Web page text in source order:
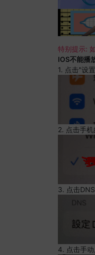
特别提示:
IOS不能播
1. 点击"设
2. 点击手
3. 点击
4. 点击手